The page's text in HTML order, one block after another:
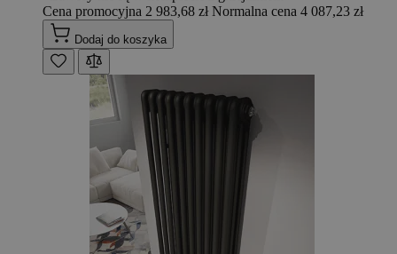
Cena promocyjna 2 983,68 zł Normalna cena 4 087,23 zł
Dodaj do koszyka